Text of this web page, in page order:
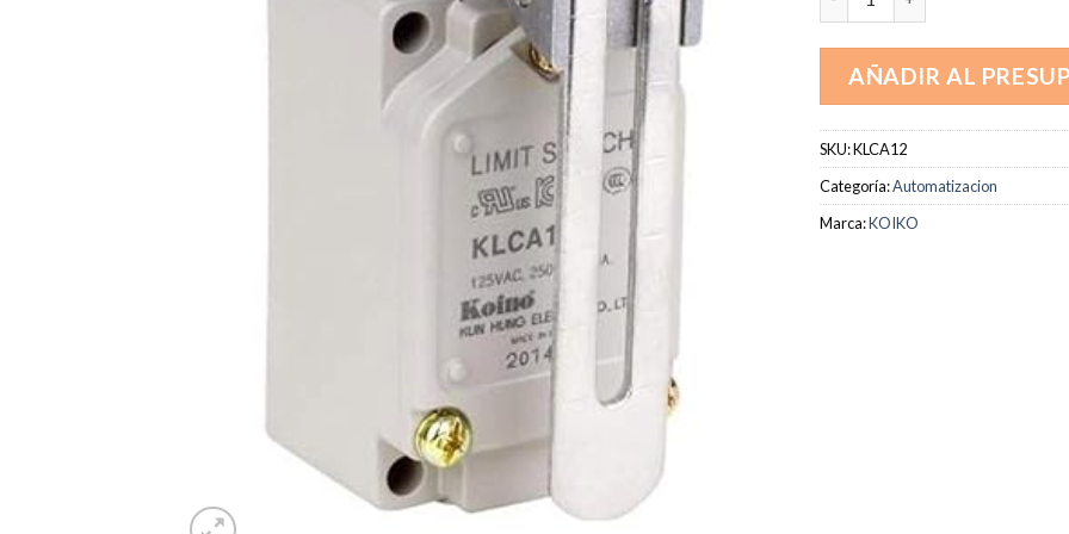
AÑADIR AL
SKU:KLCA12
Categoría:Automatizacion
Marca:KOIKO